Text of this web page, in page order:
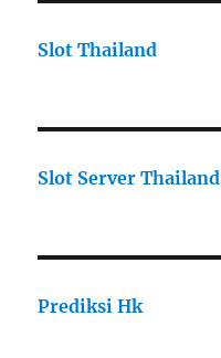
Slot Thailand
Slot Server Thailand
Prediksi Hk